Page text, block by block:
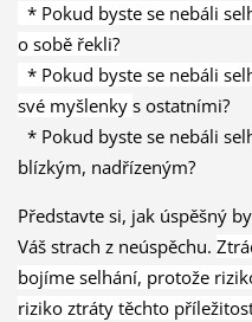
* Pokud byste se nebáli
o sobě řekli?
* Pokud byste se nebáli
své myšlenky s ostatními?
* Pokud byste se nebáli
blízkým, nadřízeným?
Představte si, jak úspěšný
Váš strach z neúspěchu.
bojíme selhání, protože
riziko ztráty těchto